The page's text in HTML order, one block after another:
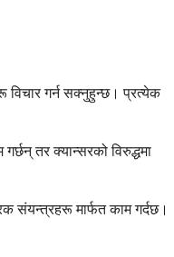
विचार गर्न सक्नुहुन्छ। प्रत्येक
तर क्यान्सरको विरुद्धमा
संयन्त्रहरू मार्फत काम गर्दछ।